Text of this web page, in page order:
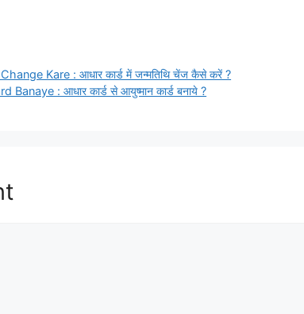
Kare : आधार कार्ड में जन्मतिथि चेंज कैसे करें ?
: आधार कार्ड से आयुष्मान कार्ड बनाये ?